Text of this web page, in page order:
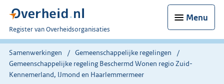
Menu
U
bent
nu
hier:
Register van Overheidsorganisaties
Samenwerkingen
Gemeenschappelijke regelingen
Gemeenschappelijke regeling Beschermd Wonen regio Zuid-
Kennemerland, IJmond en Haarlemmermeer